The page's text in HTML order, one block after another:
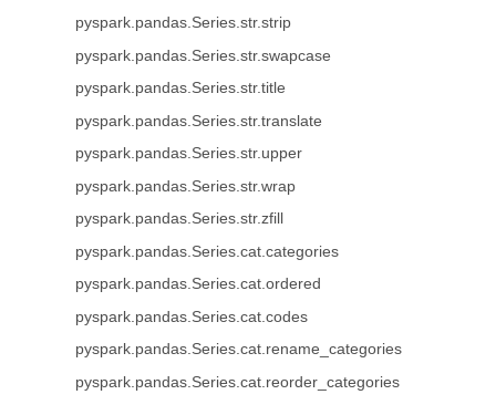
pyspark.pandas.Series.str.strip
pyspark.pandas.Series.str.swapcase
pyspark.pandas.Series.str.title
pyspark.pandas.Series.str.translate
pyspark.pandas.Series.str.upper
pyspark.pandas.Series.str.wrap
pyspark.pandas.Series.str.zfill
pyspark.pandas.Series.cat.categories
pyspark.pandas.Series.cat.ordered
pyspark.pandas.Series.cat.codes
pyspark.pandas.Series.cat.rename_categories
pyspark.pandas.Series.cat.reorder_categories